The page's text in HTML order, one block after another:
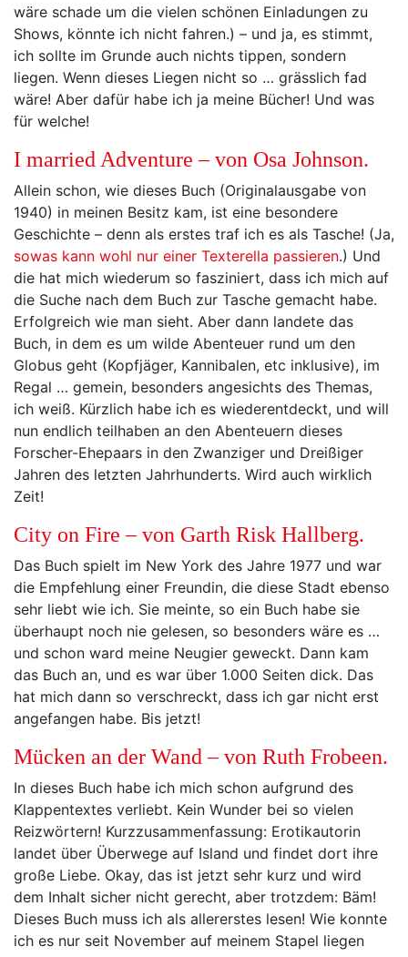
wäre schade um die vielen schönen Einladungen zu
Shows, könnte ich nicht fahren.) – und ja, es stimmt,
ich sollte im Grunde auch nichts tippen, sondern
liegen. Wenn dieses Liegen nicht so … grässlich fad
wäre! Aber dafür habe ich ja meine Bücher! Und was
für welche!
I married Adventure – von Osa Johnson.
Allein schon, wie dieses Buch (Originalausgabe von
1940) in meinen Besitz kam, ist eine besondere
Geschichte – denn als erstes traf ich es als Tasche! (Ja,
sowas kann wohl nur einer Texterella passieren.) Und
die hat mich wiederum so fasziniert, dass ich mich auf
die Suche nach dem Buch zur Tasche gemacht habe.
Erfolgreich wie man sieht. Aber dann landete das
Buch, in dem es um wilde Abenteuer rund um den
Globus geht (Kopfjäger, Kannibalen, etc inklusive), im
Regal … gemein, besonders angesichts des Themas,
ich weiß. Kürzlich habe ich es wiederentdeckt, und will
nun endlich teilhaben an den Abenteuern dieses
Forscher-Ehepaars in den Zwanziger und Dreißiger
Jahren des letzten Jahrhunderts. Wird auch wirklich
Zeit!
City on Fire – von Garth Risk Hallberg.
Das Buch spielt im New York des Jahre 1977 und war
die Empfehlung einer Freundin, die diese Stadt ebenso
sehr liebt wie ich. Sie meinte, so ein Buch habe sie
überhaupt noch nie gelesen, so besonders wäre es …
und schon ward meine Neugier geweckt. Dann kam
das Buch an, und es war über 1.000 Seiten dick. Das
hat mich dann so verschreckt, dass ich gar nicht erst
angefangen habe. Bis jetzt!
Mücken an der Wand – von Ruth Frobeen.
In dieses Buch habe ich mich schon aufgrund des
Klappentextes verliebt. Kein Wunder bei so vielen
Reizwörtern! Kurzzusammenfassung: Erotikautorin
landet über Überwege auf Island und findet dort ihre
große Liebe. Okay, das ist jetzt sehr kurz und wird
dem Inhalt sicher nicht gerecht, aber trotzdem: Bäm!
Dieses Buch muss ich als allererstes lesen! Wie konnte
ich es nur seit November auf meinem Stapel liegen